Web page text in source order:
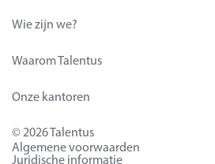
Wie zijn we?
Waarom Talentus
Onze kantoren
© 2026 Talentus
Algemene voorwaarden
Juridische informatie